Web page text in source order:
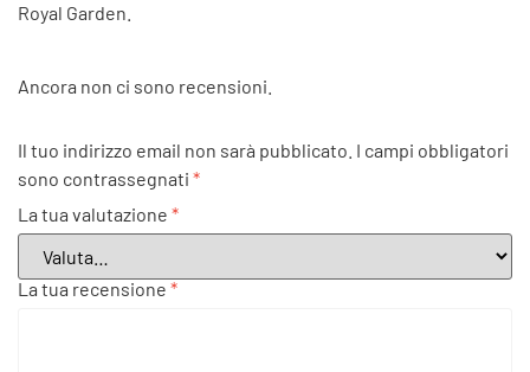
Royal Garden.
Ancora non ci sono recensioni.
Il tuo indirizzo email non sarà pubblicato. I campi obbligatori
sono contrassegnati *
La tua valutazione *
La tua recensione *